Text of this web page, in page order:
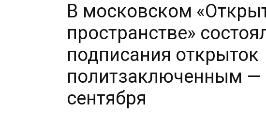
В московском
пространстве»
подписания открыток
политзаключенным
сентября